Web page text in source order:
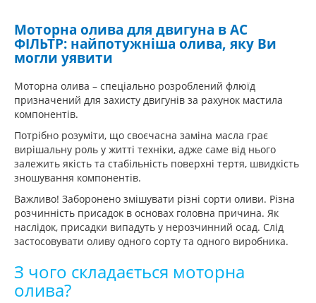
Моторна олива для двигуна в АС
ФІЛЬТР: найпотужніша олива, яку Ви
могли уявити
Моторна олива – спеціально розроблений флюїд
призначений для захисту двигунів за рахунок мастила
компонентів.
Потрібно розуміти, що своєчасна заміна масла грає
вирішальну роль у житті техніки, адже саме від нього
залежить якість та стабільність поверхні тертя, швидкість
зношування компонентів.
Важливо! Заборонено змішувати різні сорти оливи. Різна
розчинність присадок в основах головна причина. Як
наслідок, присадки випадуть у нерозчинний осад. Слід
застосовувати оливу одного сорту та одного виробника.
З чого складається моторна
олива?